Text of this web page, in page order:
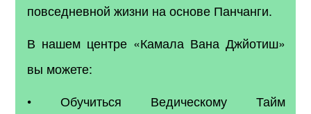
повседневной жизни на основе Панчанги.
В нашем центре «Камала Вана Джйотиш»
вы можете:
• Обучиться Ведическому Тайм